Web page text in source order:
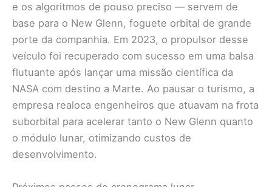
e os algoritmos de pouso preciso — servem de
base para o New Glenn, foguete orbital de grande
porte da companhia. Em 2023, o propulsor desse
veículo foi recuperado com sucesso em uma balsa
flutuante após lançar uma missão científica da
NASA com destino a Marte. Ao pausar o turismo, a
empresa realoca engenheiros que atuavam na frota
suborbital para acelerar tanto o New Glenn quanto
o módulo lunar, otimizando custos de
desenvolvimento.